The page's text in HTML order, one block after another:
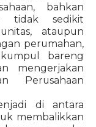
bahkan
tidak sedikit
ataupun
perumahan,
bareng
mengerjakan
Perusahaan
di antara
membalikkan